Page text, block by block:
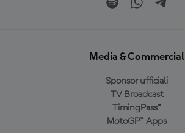
Media & Commercial
Sponsor ufficiali
TV Broadcast
TimingPass™
MotoGP™ Apps